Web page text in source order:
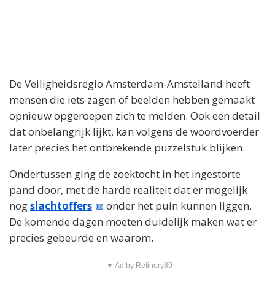
De Veiligheidsregio Amsterdam-Amstelland heeft
mensen die iets zagen of beelden hebben gemaakt
opnieuw opgeroepen zich te melden. Ook een detail
dat onbelangrijk lijkt, kan volgens de woordvoerder
later precies het ontbrekende puzzelstuk blijken.
Ondertussen ging de zoektocht in het ingestorte
pand door, met de harde realiteit dat er mogelijk
nogslachtoffers
onder het puin kunnen liggen.
De komende dagen moeten duidelijk maken wat er
precies gebeurde en waarom.
▼ Ad by Refinery89